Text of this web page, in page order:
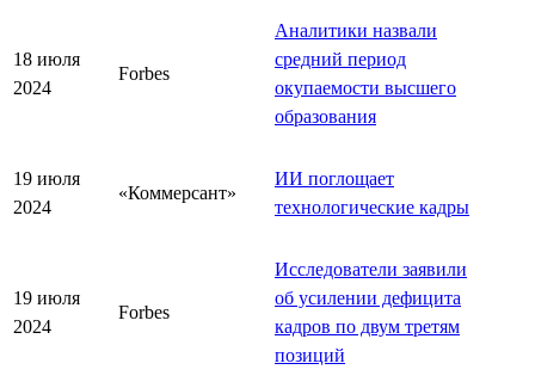
18 июля
2024
Forbes
Аналитики назвали
средний период
окупаемости высшего
образования
19 июля
2024
«Коммерсант»
ИИ поглощает
технологические кадры
19 июля
2024
Forbes
Исследователи заявили
об усилении дефицита
кадров по двум третям
позиций